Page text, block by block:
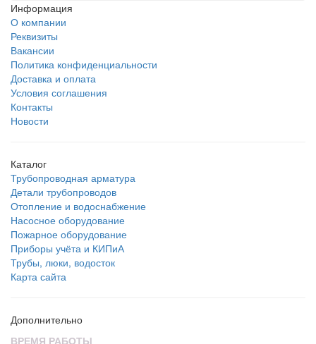
Информация
О компании
Реквизиты
Вакансии
Политика конфиденциальности
Доставка и оплата
Условия соглашения
Контакты
Новости
Каталог
Трубопроводная арматура
Детали трубопроводов
Отопление и водоснабжение
Насосное оборудование
Пожарное оборудование
Приборы учёта и КИПиА
Трубы, люки, водосток
Карта сайта
Дополнительно
ВРЕМЯ РАБОТЫ